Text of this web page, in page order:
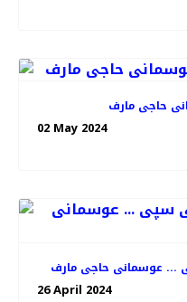
حاجی مارف
02 May 2024
عوسمانی حاجی مارف
26 April 2024